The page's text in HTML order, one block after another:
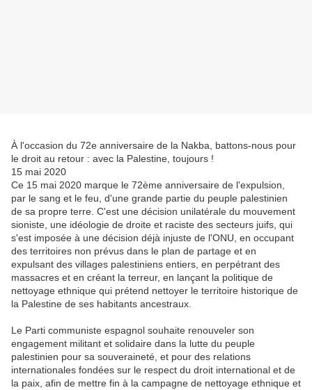
À l'occasion du 72e anniversaire de la Nakba, battons-nous pour
le droit au retour : avec la Palestine, toujours !
15 mai 2020
Ce 15 mai 2020 marque le 72ème anniversaire de l'expulsion,
par le sang et le feu, d'une grande partie du peuple palestinien
de sa propre terre. C'est une décision unilatérale du mouvement
sioniste, une idéologie de droite et raciste des secteurs juifs, qui
s'est imposée à une décision déjà injuste de l'ONU, en occupant
des territoires non prévus dans le plan de partage et en
expulsant des villages palestiniens entiers, en perpétrant des
massacres et en créant la terreur, en lançant la politique de
nettoyage ethnique qui prétend nettoyer le territoire historique de
la Palestine de ses habitants ancestraux.
Le Parti communiste espagnol souhaite renouveler son
engagement militant et solidaire dans la lutte du peuple
palestinien pour sa souveraineté, et pour des relations
internationales fondées sur le respect du droit international et de
la paix, afin de mettre fin à la campagne de nettoyage ethnique et